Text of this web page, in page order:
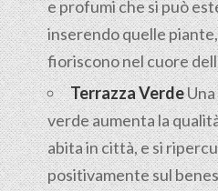
e profumi che si può
inserendo quelle
fioriscono nel cuore
Terrazza VerdeUna
verde aumenta la
abita in città, e si
positivamente sul